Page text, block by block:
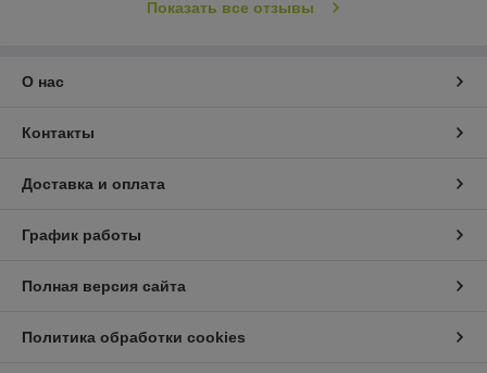
Показать все отзывы
О нас
Контакты
Доставка и оплата
График работы
Полная версия сайта
Политика обработки cookies